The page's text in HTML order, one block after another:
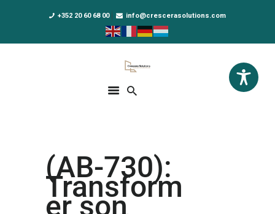
+352 20 60 68 00 info@crescerasolutions.com
Crescera Solutions
Solutions for your evolution
DPO AS A SERVICE
NOUS CONNAÎTRE
(AB-730):
Transform
er son